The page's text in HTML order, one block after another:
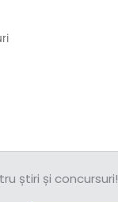
știri și concursuri!